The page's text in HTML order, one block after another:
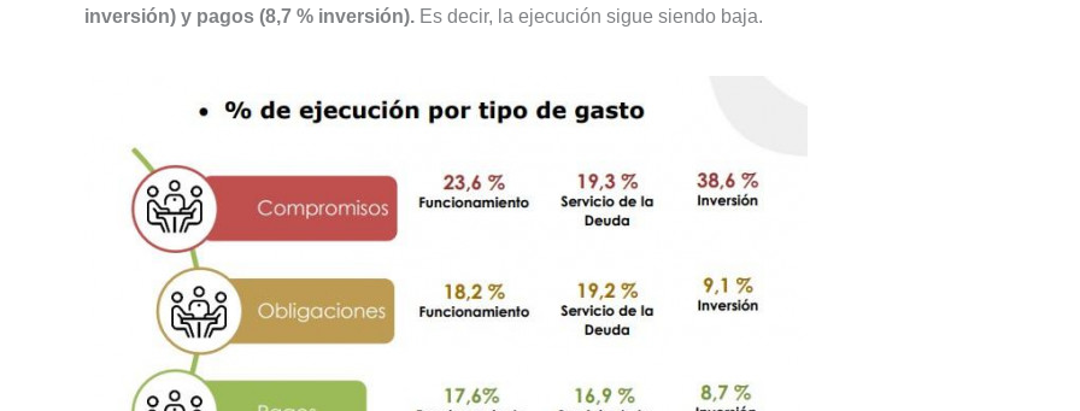
inversión) y pagos (8,7 % inversión). Es decir, la ejecución sigue siendo baja.